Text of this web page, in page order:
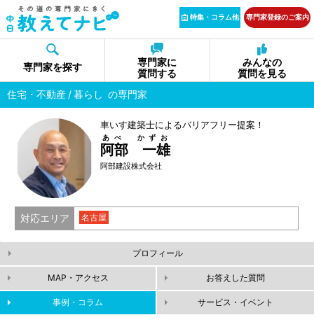
特集・コラム他 専門家登録のご案内
専門家を探す
専門家に
質問する
みんなの
質問を見る
住宅・不動産
暮らし の専門家
車いす建築士によるバリアフリー提案！
阿部 一雄
あべ かずお
阿部建設株式会社
対応エリア 名古屋
プロフィール
MAP・アクセス お答えした質問
事例・コラム サービス・イベント